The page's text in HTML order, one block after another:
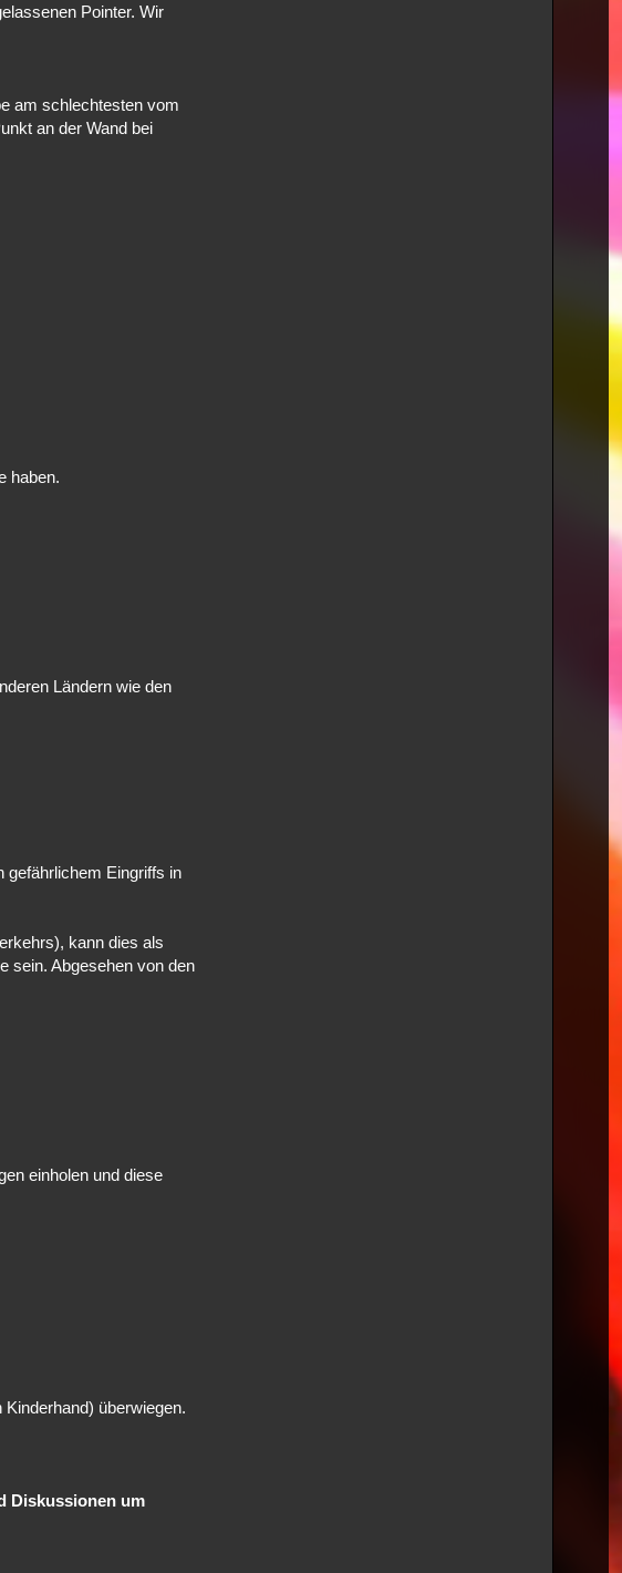
Pointer. Wir
am schlechtesten vom
an der Wand bei
haben.
Ländern wie den
gefährlichem Eingriffs in
kann dies als
sein. Abgesehen von den
einholen und diese
überwiegen.
Diskussionen um